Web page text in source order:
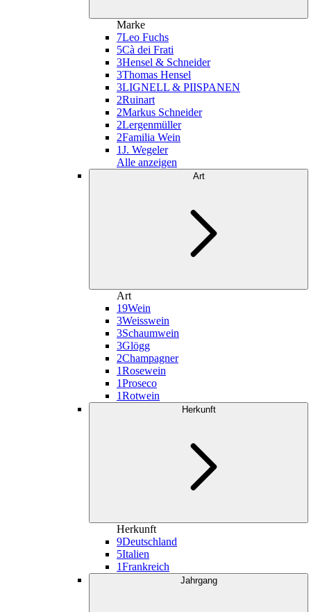
Marke
7Leo Fuchs
5Cà dei Frati
3Hensel & Schneider
3Thomas Hensel
3LIGNELL & PIISPANEN
2Ruinart
2Markus Schneider
2Lergenmüller
2Familia Wein
1J. Wegeler
Alle anzeigen
Art
Art
19Wein
3Weisswein
3Schaumwein
3Glögg
2Champagner
1Rosewein
1Proseco
1Rotwein
Herkunft
Herkunft
9Deutschland
5Italien
1Frankreich
Jahrgang